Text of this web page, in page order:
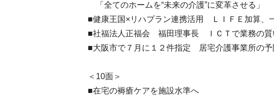
「全てのホームを“未来の介護”に変革させる」
■健康王国×リハプラン連携活用 ＬＩＦＥ加算、
■社福法人正福会 福田理事長 ＩＣＴで業務の質
■大阪市で７月に１２件指定 居宅介護事業所の予
＜10面＞
■在宅の褥瘡ケアを施設水準へ